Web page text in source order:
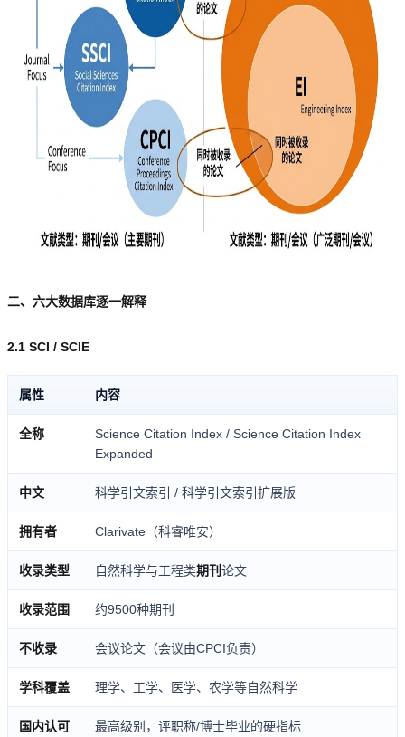
二、六大数据库逐一解释
2.1 SCI / SCIE
属性 内容
全称
Science Citation Index / Science Citation Index
Expanded
中文 科学引文索引 / 科学引文索引扩展版
拥有者 Clarivate（科睿唯安）
收录类型 自然科学与工程类期刊论文
收录范围 约9500种期刊
不收录 会议论文（会议由CPCI负责）
学科覆盖 理学、工学、医学、农学等自然科学
国内认可
最高级别，评职称/博士毕业的硬指标